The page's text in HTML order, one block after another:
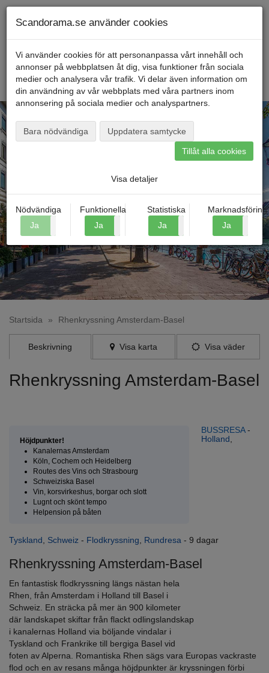
Menu
Startsida » Rhenkryssning Amsterdam-Basel
Beskrivning Visa karta Visa väder
Rhenkryssning Amsterdam-Basel
Höjdpunkter!
Kanalernas Amsterdam
Köln, Cochem och Heidelberg
Routes des Vins och Strasbourg
Schweiziska Basel
Vin, korsvirkeshus, borgar och slott
Lugnt och skönt tempo
Helpension på båten
BUSSRESA-
Holland
Tyskland Schweiz - Flodkryssning Rundresa - 9 dagar
Rhenkryssning Amsterdam-Basel
En fantastisk flodkryssning längs nästan hela
Rhen, från Amsterdam i Holland till Basel i
Schweiz. En sträcka på mer än 900 kilometer
där landskapet skiftar från flackt odlingslandskap
i kanalernas Holland via böljande vindalar i
Tyskland och Frankrike till bergiga Basel vid
foten av Alperna. Romantiska Rhen sägs vara Europas vackraste
flod och en av resans många höjdpunkter är kryssningen förbi
Scandorama.se använder cookies
Vi använder cookies för att personanpassa vårt innehåll och
annonser på webbplatsen åt dig, visa funktioner från sociala
medier och analysera vår trafik. Vi delar även information om
din användning av vår webbplats med våra partners inom
annonsering på sociala medier och analyspartners.
Bara nödvändiga Uppdatera samtycke
Tillåt alla cookies
Visa detaljer
Nödvändiga
Ja
Funktionella
Ja
Statistiska
Ja
Marknadsföring
Ja